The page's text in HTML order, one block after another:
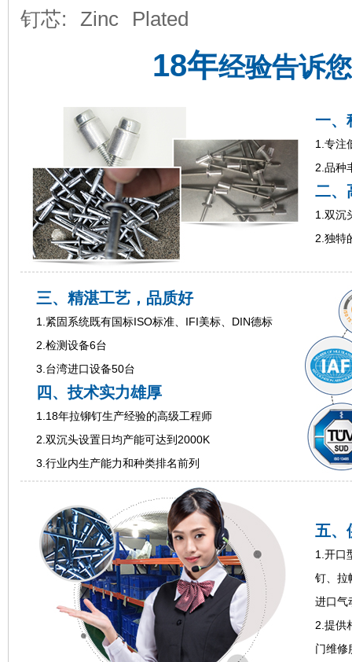
钉芯: Zinc Plated
18年经验告诉您
一、
1.专注
2.品种
二、
1.双沉
2.独特
三、精湛工艺，品质好
1.紧固系统既有国标ISO标准、IFI美标、DIN德标
2.检测设备6台
3.台湾进口设备50台
四、技术实力雄厚
1.18年拉铆钉生产经验的高级工程师
2.双沉头设置日均产能可达到2000K
3.行业内生产能力和种类排名前列
五、
1.开口
钉、拉
进口气
2.提供
门维修